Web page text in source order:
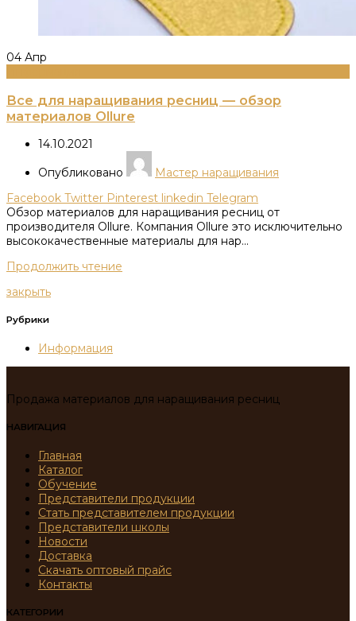
04 Апр
Все для наращивания ресниц — обзор
материалов Ollure
14.10.2021
Опубликовано
Мастер наращивания
Facebook Twitter Pinterest linkedin Telegram
Обзор материалов для наращивания ресниц от
производителя Ollure. Компания Ollure это исключительно
высококачественные материалы для нар...
Продолжить чтение
закрыть
Рубрики
Информация
Продажа материалов для наращивания ресниц
НАВИГАЦИЯ
Главная
Каталог
Обучение
Представители продукции
Стать представителем продукции
Представители школы
Новости
Доставка
Скачать оптовый прайс
Контакты
КАТЕГОРИИ